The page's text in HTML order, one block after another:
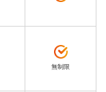
無制限